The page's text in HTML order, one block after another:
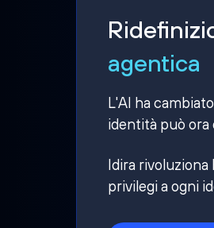
agentica
L'AI ha
identità può ora
Idira
privilegi a ogni